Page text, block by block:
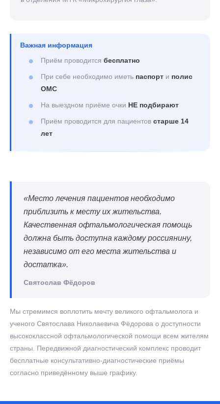
Важная информация
Приём проводится бесплатно
При себе необходимо иметь паспорт и полис
ОМС
На выездном приёме очки НЕ подбирают
Приём проводится для пациентов старше 14
лет
«Место лечения пациентов необходимо
приблизить к месту их жительства.
Качественная офтальмологическая помощь
должна быть доступна каждому россиянину,
независимо от его места жительства и
достатка».
Святослав Фёдоров
Мы стремимся воплотить мечту великого офтальмолога и
ученого Святослава Николаевича Фёдорова о доступности
высококлассной офтальмологической помощи всем жителям
страны. Передвижной диагностический комплекс проводит
бесплатные консультативно-диагностические приёмы
согласно приведённому выше графику.